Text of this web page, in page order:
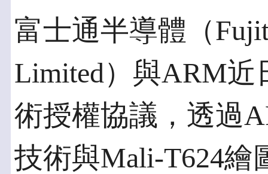
富士通半導體（
Limited）與ARM
術授權協議，透過
技術與Mali-T624繪